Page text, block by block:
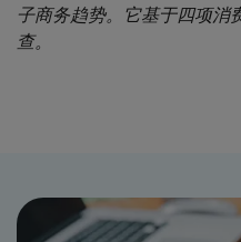
子商务趋势。它基于四项消
查。